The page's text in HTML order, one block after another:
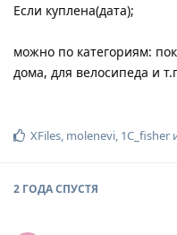
Если куплена(дата);
можно по категориям:
дома, для велосипеда и
XFiles, molenevi, 1C_fisher
2 ГОДАСПУСТЯ